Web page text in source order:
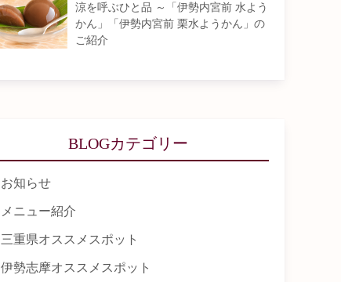
涼を呼ぶひと品 ～「伊勢内宮前 水よう
かん」「伊勢内宮前 栗水ようかん」の
ご紹介
BLOGカテゴリー
お知らせ
メニュー紹介
三重県オススメスポット
伊勢志摩オススメスポット